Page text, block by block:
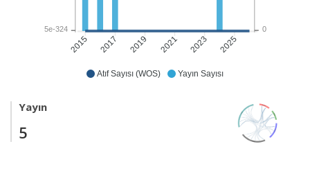
Atıf Sayısı (WOS) Yayın Sayısı
2015 2017 2019 2021 2023 2025
0
5e-324
Yayın
5